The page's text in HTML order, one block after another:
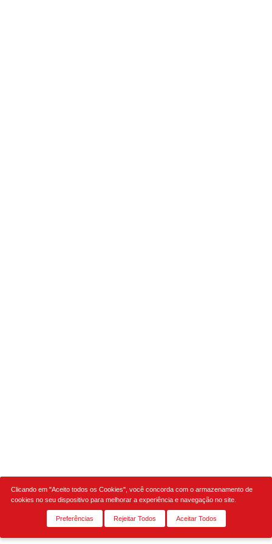
Clicando em "Aceito todos os Cookies", você concorda com o armazenamento de
cookies no seu dispositivo para melhorar a experiência e navegação no site.
Preferências Rejeitar Todos Aceitar Todos